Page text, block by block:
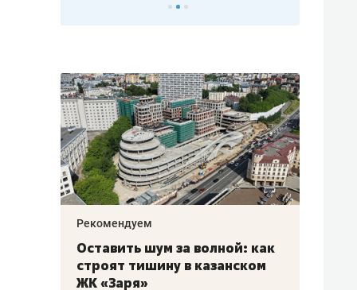
Рекомендуем
Оставить шум за волной: как
строят тишину в казанском
ЖК «Заря»